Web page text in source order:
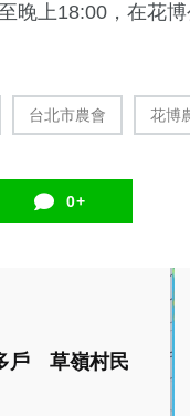
晚上18:00，在花
台北市農會 花博
0+
戶 草嶺村民